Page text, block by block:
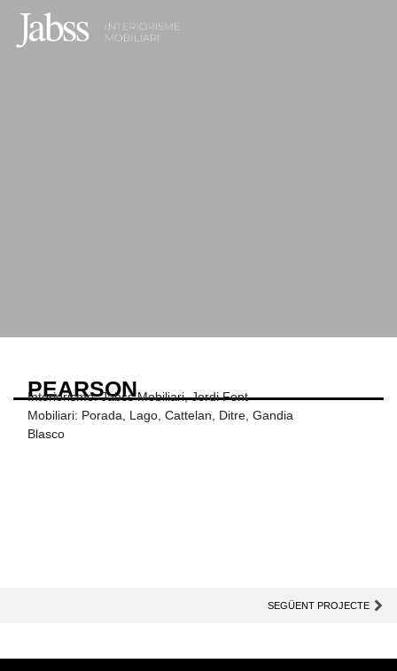
PEARSON
Interiorisme: Jabss Mobiliari, Jordi Font
Mobiliari: Porada, Lago, Cattelan, Ditre, Gandia
Blasco
SEGÜENT PROJECTE